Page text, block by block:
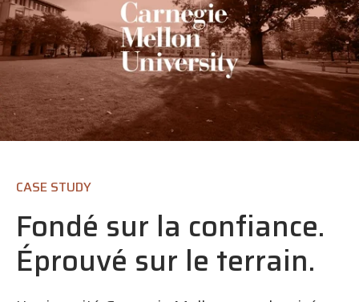
CASE STUDY
Fondé sur la confiance.
Éprouvé sur le terrain.